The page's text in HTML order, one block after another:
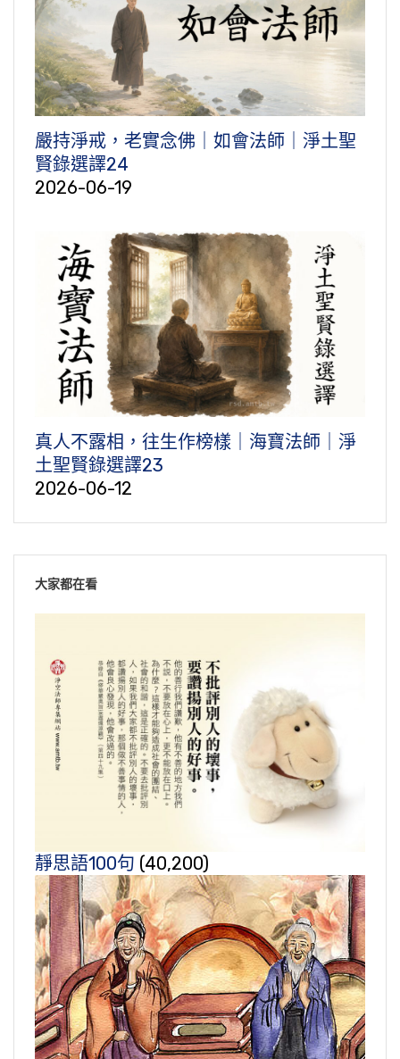
嚴持淨戒，老實念佛｜如會法師｜淨土聖
賢錄選譯24
2026-06-19
真人不露相，往生作榜樣｜海寶法師｜淨
土聖賢錄選譯23
2026-06-12
大家都在看
靜思語100句 (40,200)